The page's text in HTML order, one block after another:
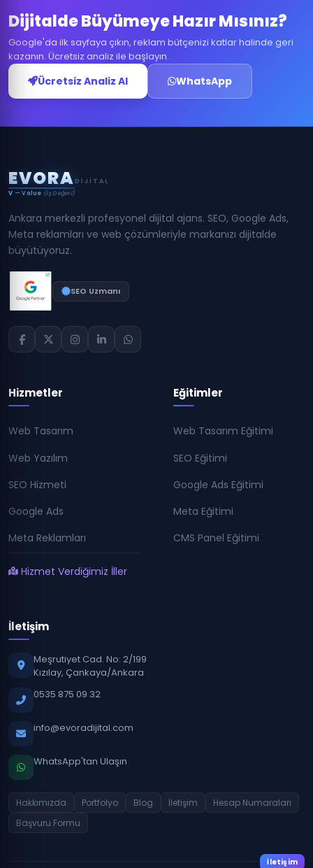
Dijitalde Büyümeye Hazır Mısınız?
Google'da ilk sayfaya çıkın, reklam bütçenizi katlar halinde geri
kazanın. Ücretsiz analiz ile başlayın.
Ücretsiz Analiz Al WhatsApp
EVORA DIJITAL
V — Value (İş Değeri)
Ankara merkezli profesyonel dijital ajans. SEO, Google Ads,
Meta reklamları ve web çözümleriyle markanızı dijitalde
büyütüyoruz.
SEO Uzmanı
Hizmetler
Web Tasarım
Web Yazılım
SEO Hizmeti
Google Ads
Meta Reklamları
Hizmet Verdiğimiz İller
Eğitimler
Web Tasarım Eğitimi
SEO Eğitimi
Google Ads Eğitimi
Meta Eğitimi
CMS Panel Eğitimi
İletişim
Meşrutiyet Cad. No: 2/199
Kızılay, Çankaya/Ankara
0535 875 09 32
info@evoradijital.com
WhatsApp'tan Ulaşın
Hakkımızda Portfolyo Blog İletişim
Hesap Numaraları
Başvuru Formu
İletişim